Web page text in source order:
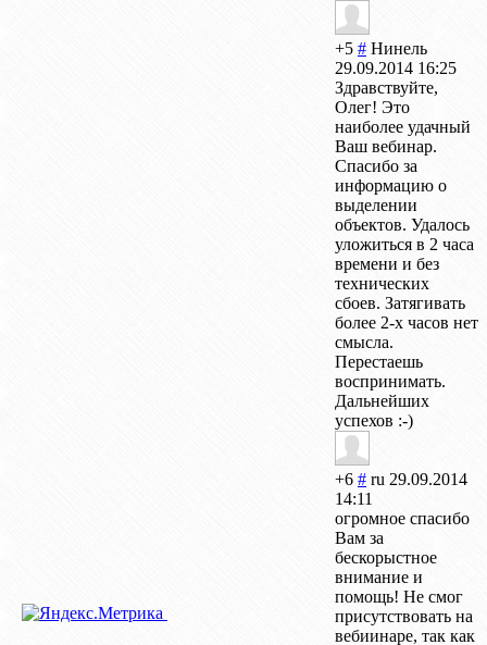
+5 # Нинель
29.09.2014 16:25
Здравствуйте,
Олег! Это
наиболее удачный
Ваш вебинар.
Спасибо за
информацию о
выделении
объектов. Удалось
уложиться в 2 часа
времени и без
технических
сбоев. Затягивать
более 2-х часов нет
смысла.
Перестаешь
воспринимать.
Дальнейших
успехов :-)
+6 # ru 29.09.2014
14:11
огромное спасибо
Вам за
бескорыстное
внимание и
помощь! Не смог
присутствовать на
вебиинаре, так как